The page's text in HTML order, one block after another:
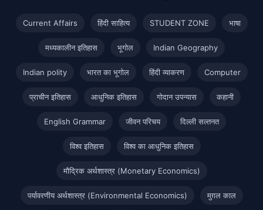
Current Affairs हिंदी साहित्य STUDENT ZONE भाषा
मध्यकालीन इतिहास भूगोल Indian Geography
Indian polity भारत का भूगोल हिंदी व्याकरण Computer
प्राचीन इतिहास आधुनिक इतिहास गोदान उपन्यास कहानी
English Grammar जीवन परिचय दिल्ली सल्तनत
विश्व इतिहास विश्व का आधुनिक इतिहास
मौद्रिक अर्थशास्त्र (Monetary Economics)
पर्यावरणीय अर्थशास्त्र (Environmental Economics) मुग़ल काल